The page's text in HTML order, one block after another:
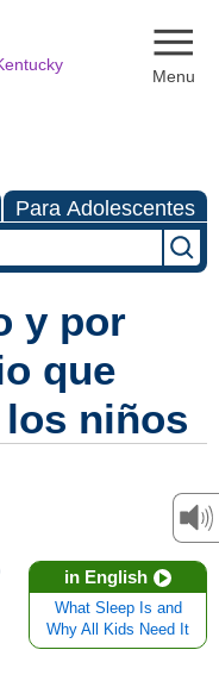
Para Adolescentes
y por
que
niños
in English
What Sleep Is and
Why All Kids Need It